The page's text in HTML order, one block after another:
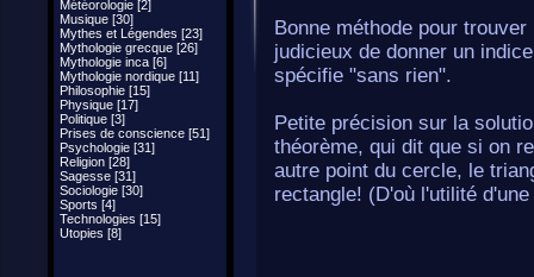
Météorologie [2]
Musique [30]
Mythes et Légendes [23]
Mythologie grecque [26]
Mythologie inca [6]
Mythologie nordique [11]
Philosophie [15]
Physique [17]
Politique [3]
Prises de conscience [51]
Psychologie [31]
Religion [28]
Sagesse [31]
Sociologie [30]
Sports [4]
Technologies [15]
Utopies [8]
Bonne méthode pour
judicieux de donner un
spécifie "sans rien".
Petite précision sur la
théorème, qui dit que si on
autre point du cercle, le
rectangle! (D'où l'utilité